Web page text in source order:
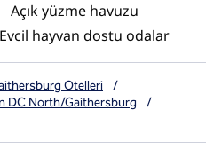
Açık yüzme havuzu
Evcil hayvan dostu odalar
Otelleri
/
DC North/Gaithersburg
/